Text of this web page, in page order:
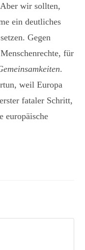
wir sollten,
ein deutliches
Gegen
für
.
weil Europa
fataler Schritt,
europäische